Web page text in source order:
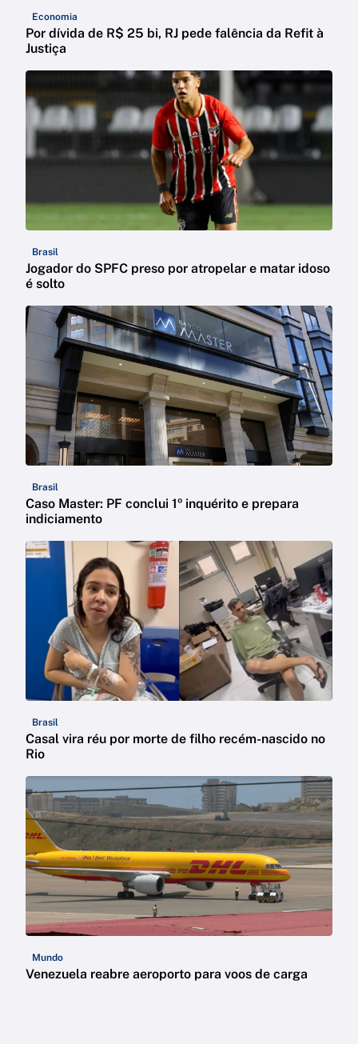
Economia
Por dívida de R$ 25 bi, RJ pede falência da Refit à
Justiça
Brasil
Jogador do SPFC preso por atropelar e matar idoso
é solto
Brasil
Caso Master: PF conclui 1º inquérito e prepara
indiciamento
Brasil
Casal vira réu por morte de filho recém-nascido no
Rio
Mundo
Venezuela reabre aeroporto para voos de carga